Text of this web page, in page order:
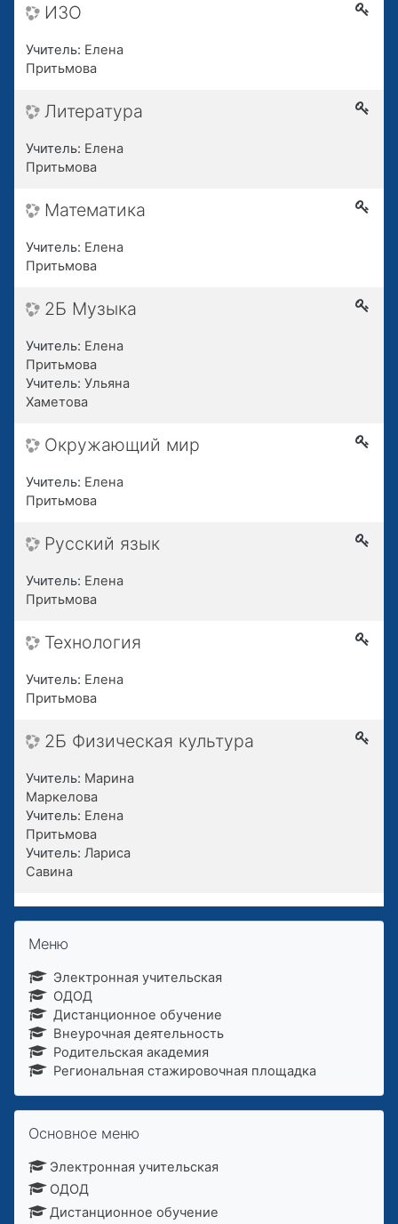
ИЗО
Учитель: Елена
Притьмова
Литература
Учитель: Елена
Притьмова
Математика
Учитель: Елена
Притьмова
2Б Музыка
Учитель: Елена
Притьмова
Учитель: Ульяна
Хаметова
Окружающий мир
Учитель: Елена
Притьмова
Русский язык
Учитель: Елена
Притьмова
Технология
Учитель: Елена
Притьмова
2Б Физическая культура
Учитель: Марина
Маркелова
Учитель: Елена
Притьмова
Учитель: Лариса
Савина
Пропустить Меню
Меню
Электронная учительская
ОДОД
Дистанционное обучение
Внеурочная деятельность
Родительская академия
Региональная стажировочная площадка
Пропустить Основное меню
Основное меню
Электронная учительская
ОДОД
Дистанционное обучение